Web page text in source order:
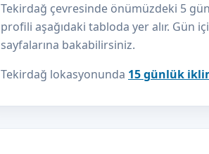
Tekirdağ çevresinde önümüzdeki 5
profili aşağıdaki tabloda yer alır. Gün
sayfalarına bakabilirsiniz.
Tekirdağ lokasyonunda 15 günlük